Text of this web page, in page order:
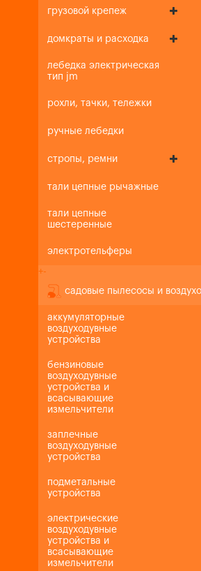
грузовой крепеж
домкраты и расходка
лебедка электрическая
тип jm
рохли, тачки, тележки
ручные лебедки
стропы, ремни
тали цепные рычажные
тали цепные
шестеренные
электротельферы
+-
садовые пылесосы и
аккумуляторные
воздуходувные
устройства
бензиновые
воздуходувные
устройства и
всасывающие
измельчители
заплечные
воздуходувные
устройства
подметальные
устройства
электрические
воздуходувные
устройства и
всасывающие
измельчители